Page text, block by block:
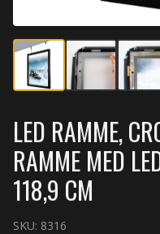
LED RAMME,
RAMME MED
118,9 CM
SKU: 8316